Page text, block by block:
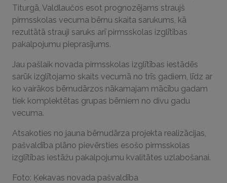
Titurgā, Valdlaučos esot prognozējams straujš
pirmsskolas vecuma bērnu skaita sarukums, kā
rezultātā strauji saruks arī pirmsskolas izglītības
pakalpojumu pieprasījums.
Jau pašlaik novada pirmsskolas izglītības iestādēs
sarūk izglītojamo skaits vecumā no trīs gadiem, līdz ar
ko vairākos bērnudārzos nākamajam mācību gadam
tiek komplektētas grupas bērniem no divu gadu
vecuma.
Atsakoties no jauna bērnudārza projekta realizācijas,
pašvaldība plāno pievērsties esošo pirmsskolas
izglītības iestāžu pakalpojumu kvalitātes uzlabošanai.
Foto: Ķekavas novada pašvaldība